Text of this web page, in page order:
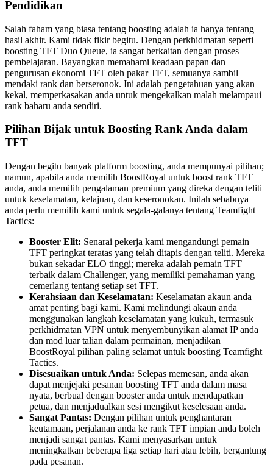
Pendidikan
Salah faham yang biasa tentang boosting adalah ia hanya tentang
hasil akhir. Kami tidak fikir begitu. Dengan perkhidmatan seperti
boosting TFT Duo Queue, ia sangat berkaitan dengan proses
pembelajaran. Bayangkan memahami keadaan papan dan
pengurusan ekonomi TFT oleh pakar TFT, semuanya sambil
mendaki rank dan berseronok. Ini adalah pengetahuan yang akan
kekal, memperkasakan anda untuk mengekalkan malah melampaui
rank baharu anda sendiri.
Pilihan Bijak untuk Boosting Rank Anda dalam
TFT
Dengan begitu banyak platform boosting, anda mempunyai pilihan;
namun, apabila anda memilih BoostRoyal untuk boost rank TFT
anda, anda memilih pengalaman premium yang direka dengan teliti
untuk keselamatan, kelajuan, dan keseronokan. Inilah sebabnya
anda perlu memilih kami untuk segala-galanya tentang Teamfight
Tactics:
Booster Elit: Senarai pekerja kami mengandungi pemain
TFT peringkat teratas yang telah ditapis dengan teliti. Mereka
bukan sekadar ELO tinggi; mereka adalah pemain TFT
terbaik dalam Challenger, yang memiliki pemahaman yang
cemerlang tentang setiap set TFT.
Kerahsiaan dan Keselamatan: Keselamatan akaun anda
amat penting bagi kami. Kami melindungi akaun anda
menggunakan langkah keselamatan yang kukuh, termasuk
perkhidmatan VPN untuk menyembunyikan alamat IP anda
dan mod luar talian dalam permainan, menjadikan
BoostRoyal pilihan paling selamat untuk boosting Teamfight
Tactics.
Disesuaikan untuk Anda: Selepas memesan, anda akan
dapat menjejaki pesanan boosting TFT anda dalam masa
nyata, berbual dengan booster anda untuk mendapatkan
petua, dan menjadualkan sesi mengikut keselesaan anda.
Sangat Pantas: Dengan pilihan untuk penghantaran
keutamaan, perjalanan anda ke rank TFT impian anda boleh
menjadi sangat pantas. Kami menyasarkan untuk
meningkatkan beberapa liga setiap hari atau lebih, bergantung
pada pesanan.